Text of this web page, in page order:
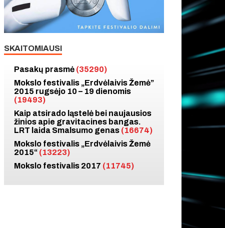
SKAITOMIAUSI
Pasakų prasmė (35290)
Mokslo festivalis „Erdvėlaivis Žemė”
2015 rugsėjo 10 – 19 dienomis
(19493)
Kaip atsirado ląstelė bei naujausios
žinios apie gravitacines bangas.
LRT laida Smalsumo genas (16674)
Mokslo festivalis „Erdvėlaivis Žemė
2015“ (13223)
Mokslo festivalis 2017 (11745)